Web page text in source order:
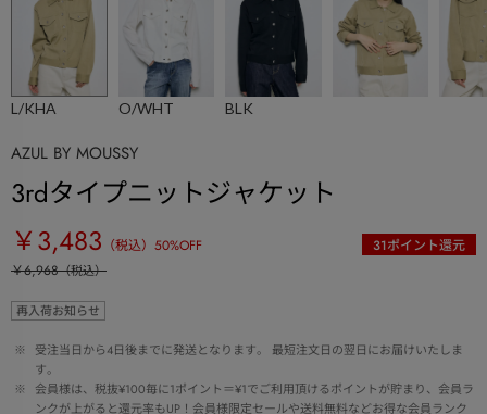
L/KHA O/WHT BLK
AZUL BY MOUSSY
3rdタイプニットジャケット
￥3,483 （税込） 50%OFF 31ポイント還元
￥6,968（税込）
再入荷お知らせ
※
受注当日から4日後までに発送となります。 最短注文日の翌日にお届けいたしま
す。
※
会員様は、税抜¥100毎に1ポイント＝¥1でご利用頂けるポイントが貯まり、会員ラ
ンクが上がると還元率もUP！会員様限定セールや送料無料などお得な会員ランク